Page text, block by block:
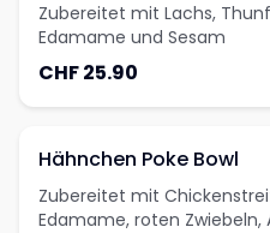
Zubereitet mit Lachs,
Edamame und Sesam
CHF 25.90
Hähnchen Poke Bowl
Zubereitet mit
Edamame, roten Zwiebeln,